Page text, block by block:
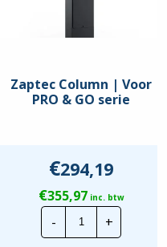
Zaptec Column | Voor
PRO & GO serie
€294,19
€355,97inc. btw
-
Zaptec
Column
|
+